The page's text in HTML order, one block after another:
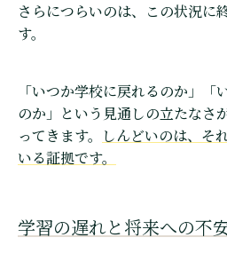
さらにつらいのは、この状況に
す。
「いつか学校に戻れるのか」「
のか」という見通しの立たなさ
ってきます。
しんどいのは、そ
いる証拠です。
学習の遅れと将来への不